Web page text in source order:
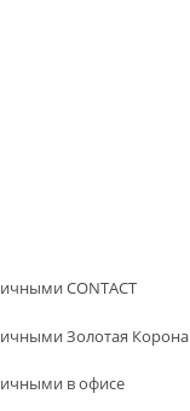
CONTACT
Золотая Корона
в офисе